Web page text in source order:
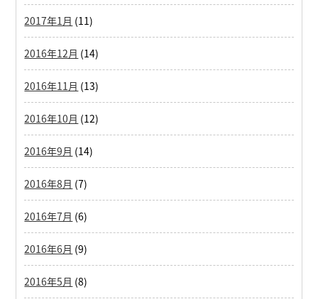
2017年1月 (11)
2016年12月 (14)
2016年11月 (13)
2016年10月 (12)
2016年9月 (14)
2016年8月 (7)
2016年7月 (6)
2016年6月 (9)
2016年5月 (8)